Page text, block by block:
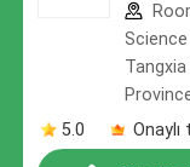
5.0
Onaylı